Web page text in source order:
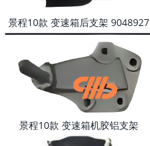
景程10款 变速箱后支架 9048927
景程10款 变速箱机胶铝支架
9048924